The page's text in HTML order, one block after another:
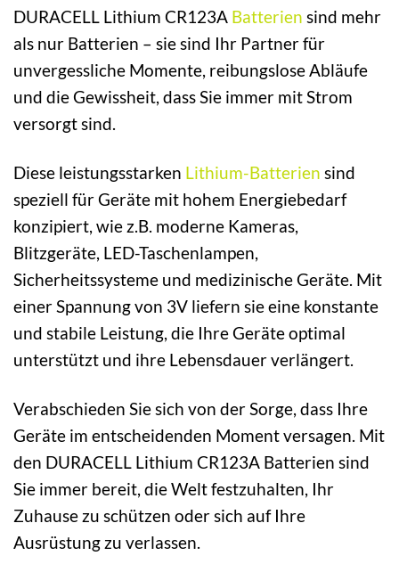
DURACELL Lithium CR123A Batterien sind mehr
als nur Batterien – sie sind Ihr Partner für
unvergessliche Momente, reibungslose Abläufe
und die Gewissheit, dass Sie immer mit Strom
versorgt sind.
Diese leistungsstarken Lithium-Batterien sind
speziell für Geräte mit hohem Energiebedarf
konzipiert, wie z.B. moderne Kameras,
Blitzgeräte, LED-Taschenlampen,
Sicherheitssysteme und medizinische Geräte. Mit
einer Spannung von 3V liefern sie eine konstante
und stabile Leistung, die Ihre Geräte optimal
unterstützt und ihre Lebensdauer verlängert.
Verabschieden Sie sich von der Sorge, dass Ihre
Geräte im entscheidenden Moment versagen. Mit
den DURACELL Lithium CR123A Batterien sind
Sie immer bereit, die Welt festzuhalten, Ihr
Zuhause zu schützen oder sich auf Ihre
Ausrüstung zu verlassen.